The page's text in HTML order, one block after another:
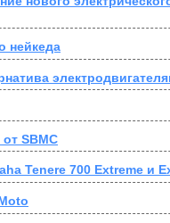
нейкеда
SBMC
Tenere 700 Extreme и